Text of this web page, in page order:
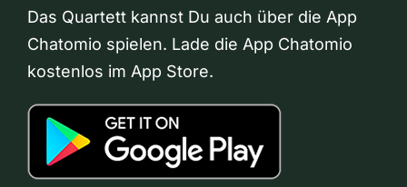
Das Quartett kannst Du auch über die App
Chatomio spielen. Lade die App Chatomio
kostenlos im App Store.